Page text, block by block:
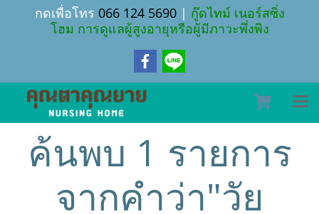
กดเพื่อโทร 066 124 5690| กู๊ดไทม์ เนอร์สซิ่ง
โฮม การดูแลผู้สูงอายุหรือผู้มีภาวะพึ่งพิง
ค้นพบ 1 รายการ
จากคำว่า"วัย